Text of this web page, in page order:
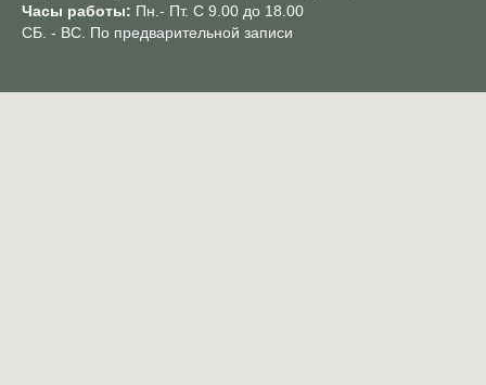
Часы работы: Пн.- Пт. С 9.00 до 18.00
СБ. - ВС. По предварительной записи